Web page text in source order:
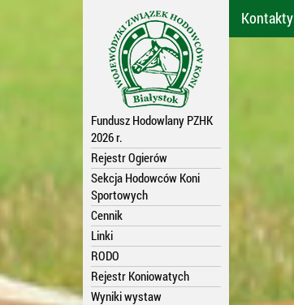
Fundusz Hodowlany PZHK
2026 r.
Rejestr Ogierów
Sekcja Hodowców Koni
Sportowych
Cennik
Linki
RODO
Rejestr Koniowatych
Wyniki wystaw
Kontakty